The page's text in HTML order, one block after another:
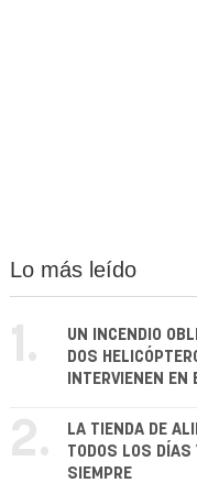
Lo más leído
1.
UN INCENDIO
DOS
INTERVIENEN EN
2.
LA TIENDA DE
TODOS LOS DÍAS
SIEMPRE